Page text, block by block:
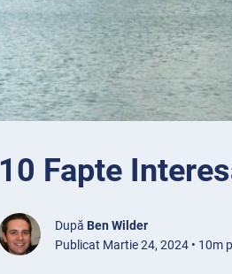
10 Fapte
După Ben Wilder
Publicat Martie 24, 2024 • 10m